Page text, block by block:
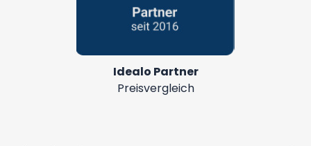
Idealo Partner
Preisvergleich